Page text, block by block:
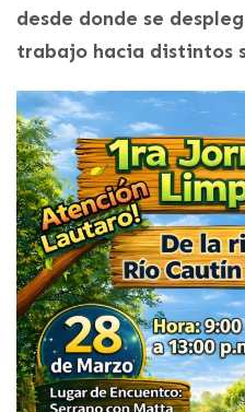
desde donde se
trabajo hacia distintos